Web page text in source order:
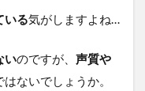
いる気がしますよね…
いのですが、 声質や
はないでしょうか。